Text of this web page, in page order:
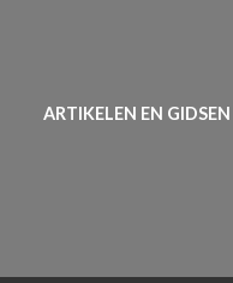
ARTIKELEN EN GIDSEN